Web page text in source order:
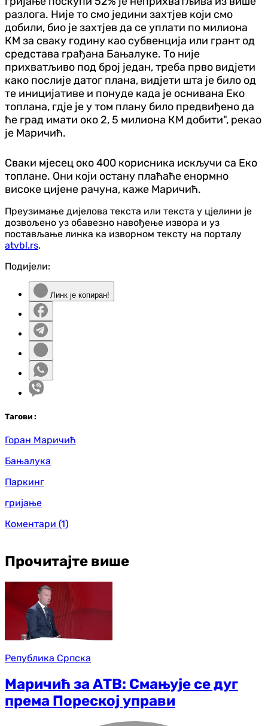
разлога. Није то смо једини захтјев који смо
добили, био је захтјев да се уплати по милиона
КМ за сваку годину као субвенција или грант од
средстава грађана Бањалуке. То није
прихватљиво под број један, треба прво видјети
како послије датог плана, видјети шта је било од
те иницијативе и понуде када је оснивана Еко
топлана, гдје је у том плану било предвиђено да
ће град имати око 2, 5 милиона КМ добити", рекао
је Маричић.
Сваки мјесец око 400 корисника искључи са Еко
топлане. Они који остану плаћаће енормно
високе цијене рачуна, каже Маричић.
Преузимање дијелова текста или текста у цјелини је
дозвољено уз обавезно навођење извора и уз
постављање линка ка изворном тексту на порталу
atvbl.rs.
Подијели:
Линк је копиран!
Тагови :
Горан Маричић
Бањалука
Паркинг
гријање
Коментари (1)
Прочитајте више
Република Српска
Маричић за АТВ: Смањује се дуг
према Пореској управи